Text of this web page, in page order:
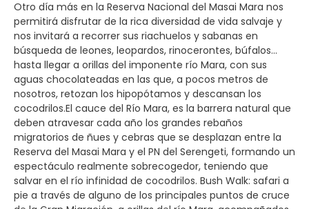
Otro día más en la Reserva Nacional del Masai Mara nos
permitirá disfrutar de la rica diversidad de vida salvaje y
nos invitará a recorrer sus riachuelos y sabanas en
búsqueda de leones, leopardos, rinocerontes, búfalos...
hasta llegar a orillas del imponente río Mara, con sus
aguas chocolateadas en las que, a pocos metros de
nosotros, retozan los hipopótamos y descansan los
cocodrilos.El cauce del Río Mara, es la barrera natural que
deben atravesar cada año los grandes rebaños
migratorios de ñues y cebras que se desplazan entre la
Reserva del Masai Mara y el PN del Serengeti, formando un
espectáculo realmente sobrecogedor, teniendo que
salvar en el río infinidad de cocodrilos. Bush Walk: safari a
pie a través de alguno de los principales puntos de cruce